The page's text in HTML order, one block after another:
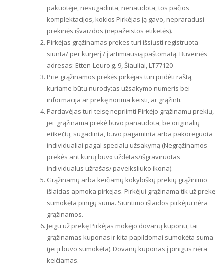
pakuotėje, nesugadinta, nenaudota, tos pačios
komplektacijos, kokios Pirkėjas ją gavo, nepraradusi
prekinės išvaizdos (nepažeistos etiketės).
Pirkėjas grąžinamas prekes turi išsiųsti registruota
siunta/ per kurjerį / į artimiausią paštomatą. Buveinės
adresas: Etten-Leuro g. 9, Šiauliai, LT77120
Prie grąžinamos prekės pirkėjas turi pridėti raštą,
kuriame būtų nurodytas užsakymo numeris bei
informacija ar prekę norima keisti, ar grąžinti.
Pardavėjas turi teisę nepriimti Pirkėjo grąžinamų prekių,
jei grąžinama prekė buvo panaudota, be originalių
etikečių, sugadinta, buvo pagaminta arba pakoreguota
individualiai pagal specialų užsakymą (Negrąžinamos
prekės ant kurių buvo uždėtas/išgraviruotas
individualus užrašas/ paveiksliuko ikona).
Grąžinamų arba keičiamų kokybiškų prekių grąžinimo
išlaidas apmoka pirkėjas. Pirkėjui grąžinama tik už prekę
sumokėta pinigų suma. Siuntimo išlaidos pirkėjui nėra
grąžinamos.
Jeigu už prekę Pirkėjas mokėjo dovanų kuponu, tai
grąžinamas kuponas ir kita papildomai sumokėta suma
(jei ji buvo sumokėta). Dovanų kuponas į pinigus nėra
keičiamas.